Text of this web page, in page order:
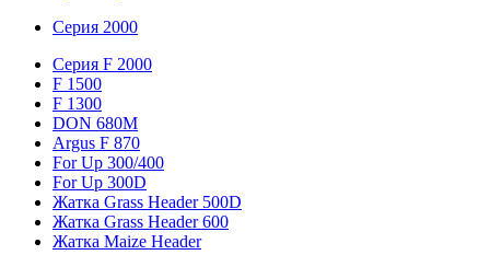
Серия 2000
Серия F 2000
F 1500
F 1300
DON 680M
Argus F 870
For Up 300/400
For Up 300D
Жатка Grass Header 500D
Жатка Grass Header 600
Жатка Maize Header